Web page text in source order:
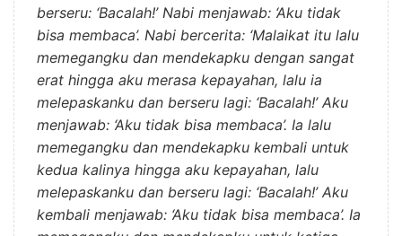
berseru: ‘Bacalah!’ Nabi menjawab: ‘Aku tidak
bisa membaca’. Nabi bercerita: ‘Malaikat itu lalu
memegangku dan mendekapku dengan sangat
erat hingga aku merasa kepayahan, lalu ia
melepaskanku dan berseru lagi: ‘Bacalah!’ Aku
menjawab: ‘Aku tidak bisa membaca’. Ia lalu
memegangku dan mendekapku kembali untuk
kedua kalinya hingga aku kepayahan, lalu
melepaskanku dan berseru lagi: ‘Bacalah!’ Aku
kembali menjawab: ‘Aku tidak bisa membaca’. Ia